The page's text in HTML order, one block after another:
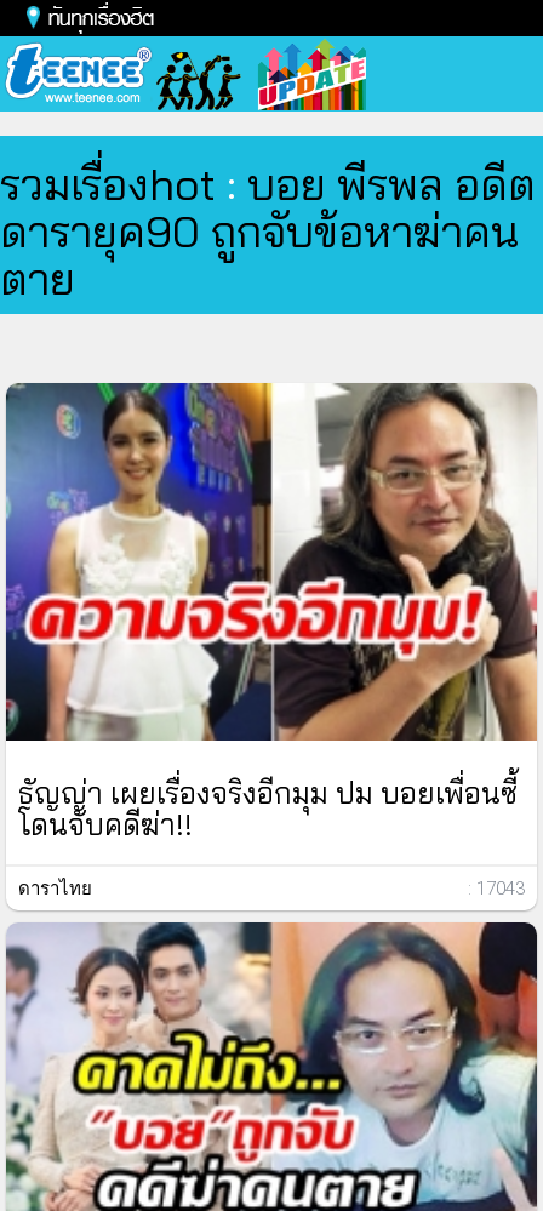
รวมเรื่องhot : บอย พีรพล อดีต
ดารายุค90 ถูกจับข้อหาฆ่าคน
ตาย
ธัญญ่า เผยเรื่องจริงอีกมุม ปม บอยเพื่อนซี้
โดนจับคดีฆ่า!!
ดาราไทย : 17043